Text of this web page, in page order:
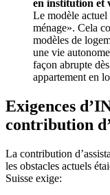
en institution et
Le modèle
ménage». Cela
modèles de
une vie
façon abrupte
appartement en
Exigences
contribution
La contribution
les obstacles actuels
Suisse exige: